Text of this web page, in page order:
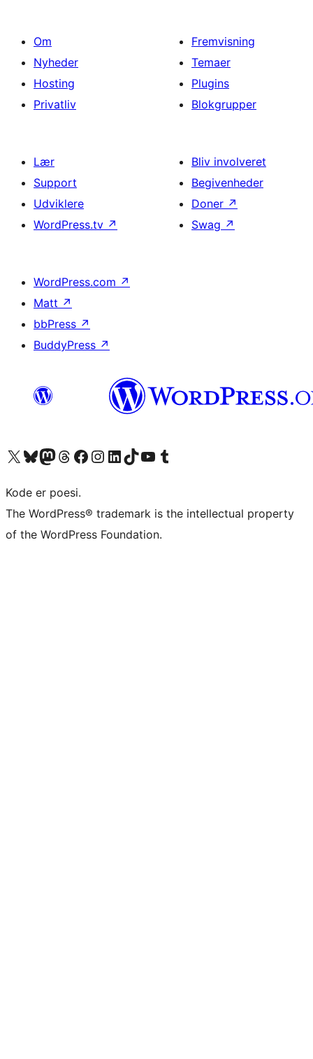
Om
Nyheder
Hosting
Privatliv
Fremvisning
Temaer
Plugins
Blokgrupper
Lær
Support
Udviklere
WordPress.tv ↗
Bliv involveret
Begivenheder
Doner ↗
Swag ↗
WordPress.com ↗
Matt ↗
bbPress ↗
BuddyPress ↗
Besøg vores X (tidligere Twitter) konto
Besøg vores Bluesky-konto
Besøg vores Mastodon konto
Besøg vores Threads-konto
Besøg vores Facebook sideBesøg vores Instagram konto
Besøg vores LinkedIn konto
Besøg vores TikTok-konto
Besøg vores YouTube-kanalBesøg vores Tumblr-konto
Kode er poesi.
The WordPress® trademark is the intellectual property
of the WordPress Foundation.